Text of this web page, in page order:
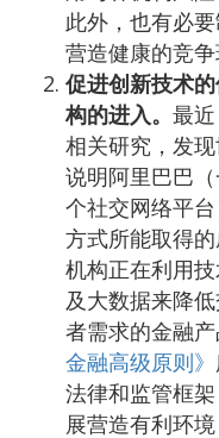
此外，也有必
营造健康的竞
促进创新技术
构的进入。 最
相关研究，发
说明阿里巴巴
个社交网络平
方式所能取得
机构正在利用
及大数据来降
者需求的金融
金融高级原则》
法律和监管框
展营造有利环